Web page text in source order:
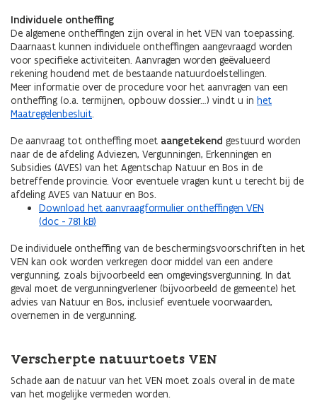
Individuele ontheffing
De algemene ontheffingen zijn overal in het VEN van toepassing.
Daarnaast kunnen individuele ontheffingen aangevraagd worden
voor specifieke activiteiten. Aanvragen worden geëvalueerd
rekening houdend met de bestaande natuurdoelstellingen.
Meer informatie over de procedure voor het aanvragen van een
ontheffing (o.a. termijnen, opbouw dossier…) vindt u in het
Maatregelenbesluit.
De aanvraag tot ontheffing moet aangetekend gestuurd worden
naar de de afdeling Adviezen, Vergunningen, Erkenningen en
Subsidies (AVES) van het Agentschap Natuur en Bos in de
betreffende provincie. Voor eventuele vragen kunt u terecht bij de
afdeling AVES van Natuur en Bos.
Download het aanvraagformulier ontheffingen VEN
(doc - 781 kB)
De individuele ontheffing van de beschermingsvoorschriften in het
VEN kan ook worden verkregen door middel van een andere
vergunning, zoals bijvoorbeeld een omgevingsvergunning. In dat
geval moet de vergunningverlener (bijvoorbeeld de gemeente) het
advies van Natuur en Bos, inclusief eventuele voorwaarden,
overnemen in de vergunning.
Verscherpte natuurtoets VEN
Schade aan de natuur van het VEN moet zoals overal in de mate
van het mogelijke vermeden worden.